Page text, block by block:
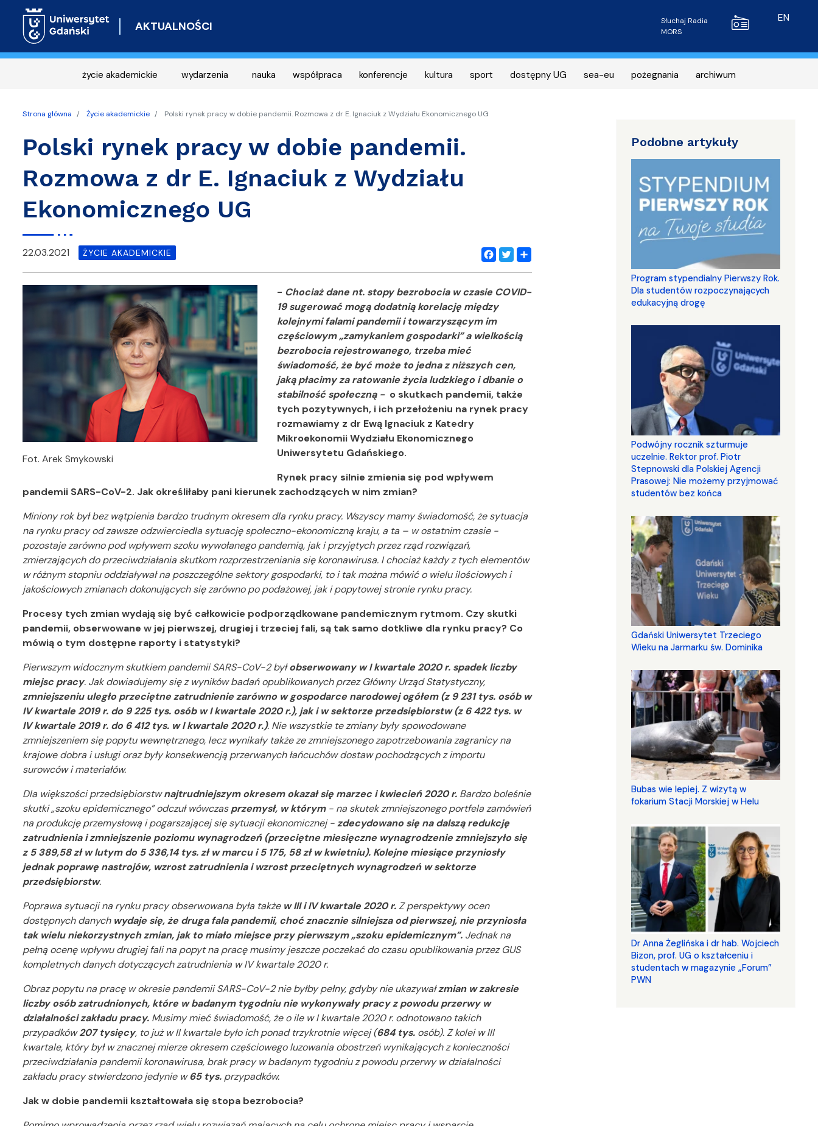
AKTUALNOŚCI Radio MORS
Słuchaj Radia
MORS
EN
życie akademickie wydarzenia nauka współpraca konferencje kultura sport dostępny UG sea-eu pożegnania archiwum
Strona główna Życie akademickie Polski rynek pracy w dobie pandemii. Rozmowa z dr E. Ignaciuk z Wydziału Ekonomicznego UG
Polski rynek pracy w dobie pandemii.
Rozmowa z dr E. Ignaciuk z Wydziału
Ekonomicznego UG
Facebook
Twitter
Share
22.03.2021 ŻYCIE AKADEMICKIE
Fot. Arek Smykowski
- Chociaż dane nt. stopy bezrobocia w czasie COVID-
19 sugerować mogą dodatnią korelację między
kolejnymi falami pandemii i towarzyszącym im
częściowym „zamykaniem gospodarki” a wielkością
bezrobocia rejestrowanego, trzeba mieć
świadomość, że być może to jedna z niższych cen,
jaką płacimy za ratowanie życia ludzkiego i dbanie o
stabilność społeczną - o skutkach pandemii, także
tych pozytywnych, i ich przełożeniu na rynek pracy
rozmawiamy z dr Ewą Ignaciuk z Katedry
Mikroekonomii Wydziału Ekonomicznego
Uniwersytetu Gdańskiego.
Rynek pracy silnie zmienia się pod wpływem
pandemii SARS-CoV-2. Jak określiłaby pani kierunek zachodzących w nim zmian?
Miniony rok był bez wątpienia bardzo trudnym okresem dla rynku pracy. Wszyscy mamy świadomość, że sytuacja
na rynku pracy od zawsze odzwierciedla sytuację społeczno-ekonomiczną kraju, a ta – w ostatnim czasie -
pozostaje zarówno pod wpływem szoku wywołanego pandemią, jak i przyjętych przez rząd rozwiązań,
zmierzających do przeciwdziałania skutkom rozprzestrzeniania się koronawirusa. I chociaż każdy z tych elementów
w różnym stopniu oddziaływał na poszczególne sektory gospodarki, to i tak można mówić o wielu ilościowych i
jakościowych zmianach dokonujących się zarówno po podażowej, jak i popytowej stronie rynku pracy.
Procesy tych zmian wydają się być całkowicie podporządkowane pandemicznym rytmom. Czy skutki
pandemii, obserwowane w jej pierwszej, drugiej i trzeciej fali, są tak samo dotkliwe dla rynku pracy? Co
mówią o tym dostępne raporty i statystyki?
Pierwszym widocznym skutkiem pandemii SARS-CoV-2 byłobserwowany w I kwartale 2020 r. spadek liczby
miejsc pracy. Jak dowiadujemy się z wyników badań opublikowanych przez Główny Urząd Statystyczny,
zmniejszeniu uległo przeciętne zatrudnienie zarówno w gospodarce narodowej ogółem (z 9 231 tys. osób w
IV kwartale 2019 r. do 9 225 tys. osób w I kwartale 2020 r.), jak i w sektorze przedsiębiorstw (z 6 422 tys. w
IV kwartale 2019 r. do 6 412 tys. w I kwartale 2020 r.). Nie wszystkie te zmiany były spowodowane
zmniejszeniem się popytu wewnętrznego, lecz wynikały także ze zmniejszonego zapotrzebowania zagranicy na
krajowe dobra i usługi oraz były konsekwencją przerwanych łańcuchów dostaw pochodzących z importu
surowców i materiałów.
Dla większości przedsiębiorstwnajtrudniejszym okresem okazał się marzec i kwiecień 2020 r. Bardzo boleśnie
skutki „szoku epidemicznego” odczuł wówczasprzemysł, w którym- na skutek zmniejszonego portfela zamówień
na produkcję przemysłową i pogarszającej się sytuacji ekonomicznej -zdecydowano się na dalszą redukcję
zatrudnienia i zmniejszenie poziomu wynagrodzeń (przeciętne miesięczne wynagrodzenie zmniejszyło się
z 5 389,58 zł w lutym do 5 336,14 tys. zł w marcu i 5 175, 58 zł w kwietniu). Kolejne miesiące przyniosły
jednak poprawę nastrojów, wzrost zatrudnienia i wzrost przeciętnych wynagrodzeń w sektorze
przedsiębiorstw.
Poprawa sytuacji na rynku pracy obserwowana była także w III i IV kwartale 2020 r.Z perspektywy ocen
dostępnych danych wydaje się, że druga fala pandemii, choć znacznie silniejsza od pierwszej, nie przyniosła
tak wielu niekorzystnych zmian, jak to miało miejsce przy pierwszym „szoku epidemicznym”. Jednak na
pełną ocenę wpływu drugiej fali na popyt na pracę musimy jeszcze poczekać do czasu opublikowania przez GUS
kompletnych danych dotyczących zatrudnienia w IV kwartale 2020 r.
Obraz popytu na pracę w okresie pandemii SARS-CoV-2 nie byłby pełny, gdyby nie ukazywałzmian w zakresie
liczby osób zatrudnionych, które w badanym tygodniu nie wykonywały pracy z powodu przerwy w
działalności zakładu pracy. Musimy mieć świadomość, że o ile w I kwartale 2020 r. odnotowano takich
przypadków207 tysięcy, to już w II kwartale było ich ponad trzykrotnie więcej (684 tys. osób). Z kolei w III
kwartale, który był w znacznej mierze okresem częściowego luzowania obostrzeń wynikających z konieczności
przeciwdziałania pandemii koronawirusa, brak pracy w badanym tygodniu z powodu przerwy w działalności
zakładu pracy stwierdzono jedynie w65 tys. przypadków.
Jak w dobie pandemii kształtowała się stopa bezrobocia?
Podobne artykuły
Program stypendialny Pierwszy Rok.
Dla studentów rozpoczynających
edukacyjną drogę
Podwójny rocznik szturmuje
uczelnie. Rektor prof. Piotr
Stepnowski dla Polskiej Agencji
Prasowej: Nie możemy przyjmować
studentów bez końca
Gdański Uniwersytet Trzeciego
Wieku na Jarmarku św. Dominika
Bubas wie lepiej. Z wizytą w
fokarium Stacji Morskiej w Helu
​​​​​​​Dr Anna Żeglińska i dr hab. Wojciech
Bizon, prof. UG o kształceniu i
studentach w magazynie „Forum”
PWN